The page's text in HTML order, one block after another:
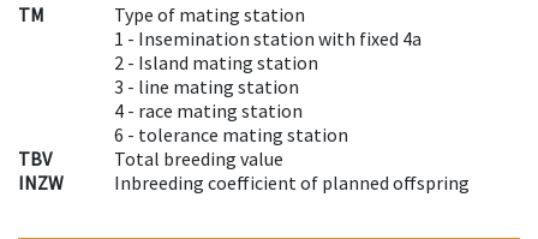
TM
Type of mating station
1 - Insemination station with fixed 4a
2 - Island mating station
3 - line mating station
4 - race mating station
6 - tolerance mating station
TBV
Total breeding value
INZW
Inbreeding coefficient of planned offspring